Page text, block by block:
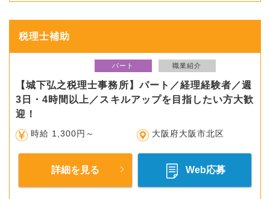
税理士補助
パート 職業紹介
【城下弘之税理士事務所】パート／経理経験者／週
3日・4時間以上／スキルアップを目指したい方大歓
迎！
時給 1,300円～ 大阪府大阪市北区
詳細を見る Web応募